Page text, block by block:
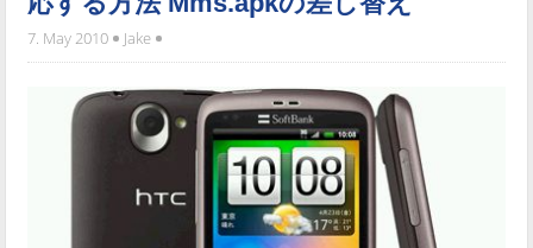
7. May 2010 Jake